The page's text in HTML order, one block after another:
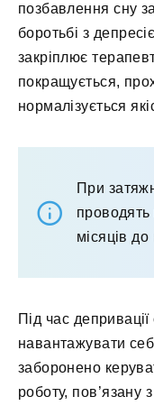
позбавлення сну
боротьбі з
закріплює
покращується,
нормалізується
При
проводять
місяців до
Під час
навантажувати
заборонено
роботу, пов’язану